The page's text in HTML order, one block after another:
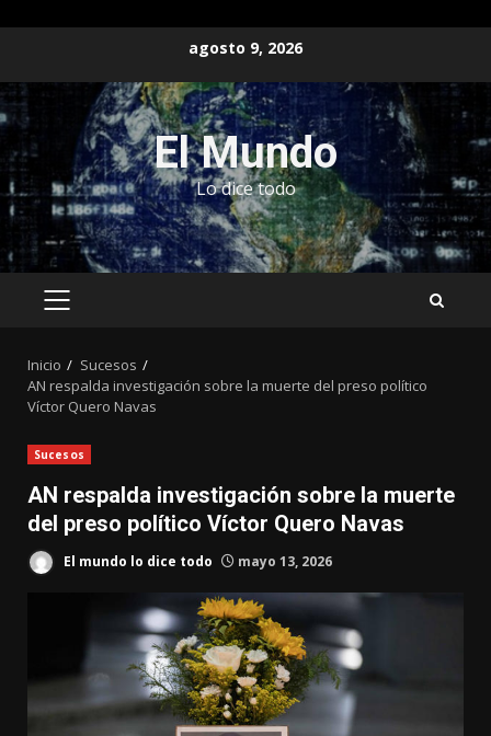
contenido
agosto 9, 2026
El Mundo
Lo dice todo
MENÚ
Inicio
Sucesos
AN respalda investigación sobre la muerte del preso político
Víctor Quero Navas
Sucesos
AN respalda investigación sobre la muerte
del preso político Víctor Quero Navas
El mundo lo dice todo mayo 13, 2026